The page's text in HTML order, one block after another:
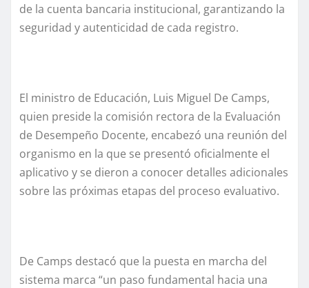
de la cuenta bancaria institucional, garantizando la
seguridad y autenticidad de cada registro.
El ministro de Educación, Luis Miguel De Camps,
quien preside la comisión rectora de la Evaluación
de Desempeño Docente, encabezó una reunión del
organismo en la que se presentó oficialmente el
aplicativo y se dieron a conocer detalles adicionales
sobre las próximas etapas del proceso evaluativo.
De Camps destacó que la puesta en marcha del
sistema marca “un paso fundamental hacia una